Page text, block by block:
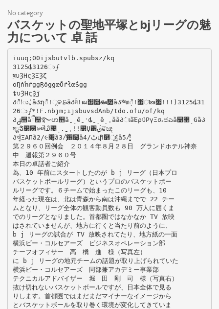
No category
バスケットの聖地平塚とbjリーグの魅
力について 卓 話
iuuq;00ijsbutvlb.spubsz/kq
3125ȡ3126ාഽ
࣭षυȜΗςȜΞȜζ
ōŊňŉŕġġŖőġġœŐŕłœŚġġ
ȶυȜΗςȜ̧ܵͬͅȷ
Პٛಿ!ು٬࣑֚ȁᲞ໗ٛಿ!ୄକࢣ֚ȁᲞۚম!ฒ୞૥ఊ჊ȁᲞٛ༭տ֥ಿ!඾ाణ෗!!!)3125ȡ31
26ාഽ*!F.nbjm;ijsbuvsdAnb/tdo.ofu/of/kq
Პ႕ٛ඾ȁྀ਩࿐ဟ඾ȁˍˎȇˍˑȡˍˏȇˏˌȁȁᲞٛાȁΈρϋΡγΞσ૰ජಎȁ໹೓ˎGȁᲞ
মྩޫȁ໹೓ঌઐ໓಴ˎ.ˍˌ!!໹Ụ੸ࢥ݈ٛਫ਼ඤ
Პঅ͈̾ΞΑΠȁ2/૯৘̥̠̥̓ȁ3/͙ͭ̈́ͅ࢖໹̥ȁ4/ࢡփ͂࿻ૂͬ૬̥͛ͥȁ5/͙͈̹̥̠̥ͭ̈́͛̈́ͥ̓ͅ
第２９６０回例会 ２０１４年８月２８日 グランドホテル神奈
中 週報第２９６０号
本日の卓話者ご紹介
為、10 年前にスタートしたのが b j リーグ（日本プロ
バスケットボールリーグ）というプロのバスケットボー
ルリーグです。６チームで始まったこのリーグも、10
年経った現在は、北は青森から南は沖縄までで 22 チー
ムとなり、リーグ全体の観客動員数も 90 万人に届くま
でのリーグとなりました。首都圏ではなかなか TV 放映
はされていませんが、地方に行くと当たり前のように、
b j リーグの試合が TV 放映されてたり、地方紙の一面
横浜ビー・コルセアーズ ビジネスオペレーション部
チーフオフィサー 高 橋 進 様（写真左）
に b j リーグの地元チームの話題が取り上げられていた
横浜ビー・コルセアーズ 同部兼アカデミー事業部
テクニカルアドバイザー 堀 田 剛 司 様（写真右）
抜け切れないバスケットボールですが、日本全体で見る
りします。首都圏ではまだまだマイナーなイメージから
とバスケットボールを取り巻く環境が変化してきていま